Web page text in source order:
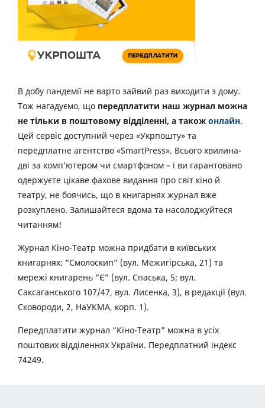
В добу пандемії не варто зайвий раз виходити з дому.
Тож нагадуємо, що передплатити наш журнал можна
не тільки в поштовому відділенні, а також онлайн.
Цей сервіс доступний через «Укрпошту» та
передплатне агентство «SmartPress». Всього хвилина-
дві за комп’ютером чи смартфоном – і ви гарантовано
одержуєте цікаве фахове видання про світ кіно й
театру, не боячись, що в книгарнях журнал вже
розкуплено. Залишайтеся вдома та насолоджуйтеся
читанням!
Журнал Кіно-Театр можна придбати в київських
книгарнях: “Смолоскип” (вул. Межигірська, 21) та
мережі книгарень “Є” (вул. Спаська, 5; вул.
Саксаганського 107/47, вул. Лисенка, 3), в редакції (вул.
Сковороди, 2, НаУКМА, корп. 1).
Передплатити журнал “Кіно-Театр” можна в усіх
поштових відділеннях України. Передплатний індекс
74249.